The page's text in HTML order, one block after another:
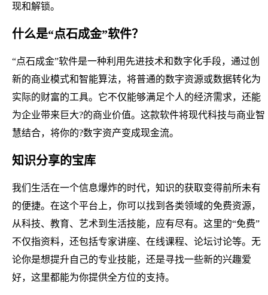
现和解锁。
什么是“点石成金”软件？
“点石成金”软件是一种利用先进技术和数字化手段，通过创
新的商业模式和智能算法，将普通的数字资源或数据转化为
实际的财富的工具。它不仅能够满足个人的经济需求，还能
为企业带来巨大?的商业价值。这款软件将现代科技与商业智
慧结合，将你的?数字资产变成现金流。
知识分享的宝库
我们生活在一个信息爆炸的时代，知识的获取变得前所未有
的便捷。在这个平台上，你可以找到各类领域的免费资源，
从科技、教育、艺术到生活技能，应有尽有。这里的“免费”
不仅指资料，还包括专家讲座、在线课程、论坛讨论等。无
论你是想提升自己的专业技能，还是寻找一些新的兴趣爱
好，这里都能为你提供全方位的支持。